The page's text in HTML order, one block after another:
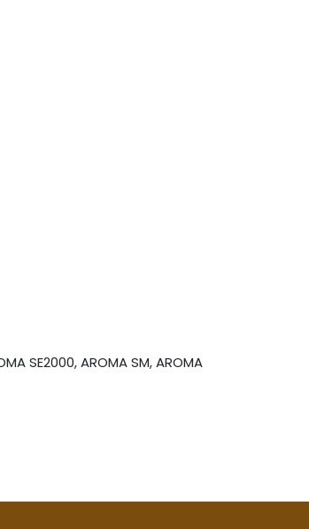
SE2000, AROMA SM, AROMA